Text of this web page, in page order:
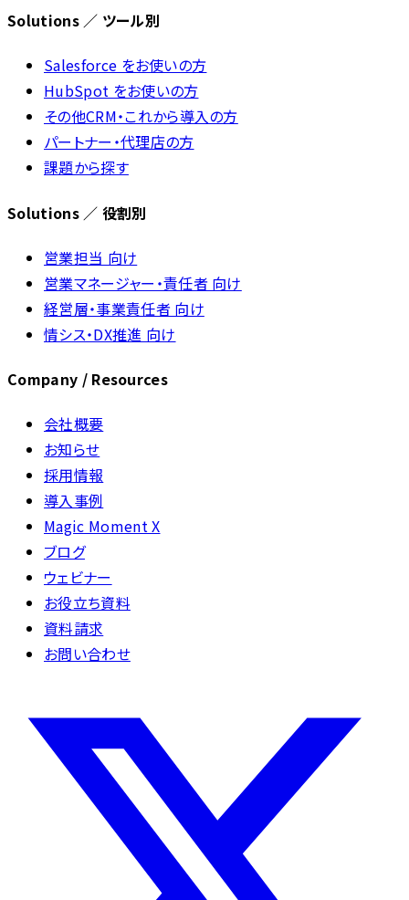
Solutions ／ ツール別
Salesforce をお使いの方
HubSpot をお使いの方
その他CRM・これから導入の方
パートナー・代理店の方
課題から探す
Solutions ／ 役割別
営業担当 向け
営業マネージャー・責任者 向け
経営層・事業責任者 向け
情シス・DX推進 向け
Company / Resources
会社概要
お知らせ
採用情報
導入事例
Magic Moment X
ブログ
ウェビナー
お役立ち資料
資料請求
お問い合わせ